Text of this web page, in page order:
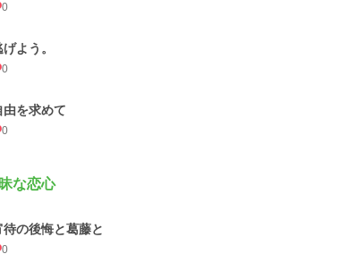
0
よう。
0
由を求めて
0
な恋心
待の後悔と葛藤と
0